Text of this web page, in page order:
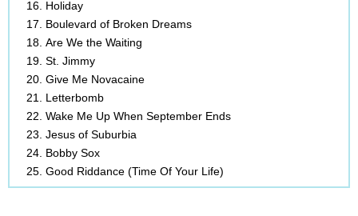
Holiday
Boulevard of Broken Dreams
Are We the Waiting
St. Jimmy
Give Me Novacaine
Letterbomb
Wake Me Up When September Ends
Jesus of Suburbia
Bobby Sox
Good Riddance (Time Of Your Life)